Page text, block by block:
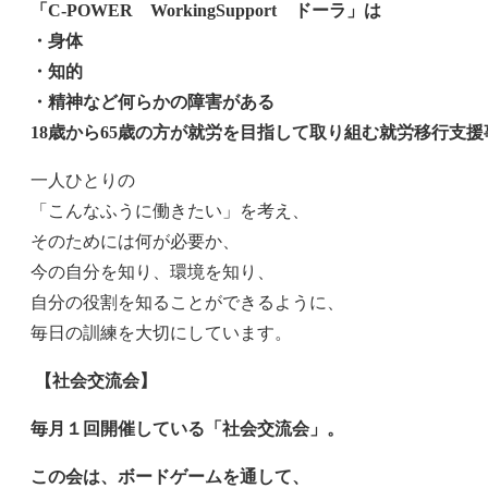
「C-POWER WorkingSupport ドーラ」は
・身体
・知的
・精神など何らかの障害がある
18歳から65歳の方が就労を目指して取り組む就労移行支援
一人ひとりの
「こんなふうに働きたい」を考え、
そのためには何が必要か、
今の自分を知り、環境を知り、
自分の役割を知ることができるように、
毎日の訓練を大切にしています。
【社会交流会】
毎月１回開催している「社会交流会」。
この会は、ボードゲームを通して、